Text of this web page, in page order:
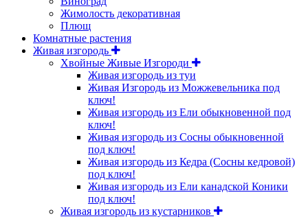
Жимолость декоративная
Плющ
Комнатные растения
Живая изгородь
Хвойные Живые Изгороди
Живая изгородь из туи
Живая Изгородь из Можжевельника под
ключ!
Живая изгородь из Ели обыкновенной под
ключ!
Живая изгородь из Сосны обыкновенной
под ключ!
Живая изгородь из Кедра (Сосны кедровой)
под ключ!
Живая изгородь из Ели канадской Коники
под ключ!
Живая изгородь из кустарников